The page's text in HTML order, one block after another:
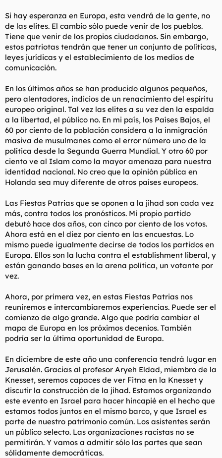
Si hay esperanza en Europa, esta vendrá de la gente, no
de las elites. El cambio sólo puede venir de los pueblos.
Tiene que venir de los propios ciudadanos. Sin embargo,
estos patriotas tendrán que tener un conjunto de políticas,
leyes jurídicas y el establecimiento de los medios de
comunicación.
En los últimos años se han producido algunos pequeños,
pero alentadores, indicios de un renacimiento del espíritu
europeo original. Tal vez las elites a su vez den la espalda
a la libertad, el público no. En mi país, los Países Bajos, el
60 por ciento de la población considera a la inmigración
masiva de musulmanes como el error número uno de la
política desde la Segunda Guerra Mundial. Y otro 60 por
ciento ve al Islam como la mayor amenaza para nuestra
identidad nacional. No creo que la opinión pública en
Holanda sea muy diferente de otros países europeos.
Las Fiestas Patrias que se oponen a la jihad son cada vez
más, contra todos los pronósticos. Mi propio partido
debutó hace dos años, con cinco por ciento de los votos.
Ahora está en el diez por ciento en las encuestas. Lo
mismo puede igualmente decirse de todos los partidos en
Europa. Ellos son la lucha contra el establishment liberal, y
están ganando bases en la arena política, un votante por
vez.
Ahora, por primera vez, en estas Fiestas Patrias nos
reuniremos e intercambiaremos experiencias. Puede ser el
comienzo de algo grande. Algo que podría cambiar el
mapa de Europa en los próximos decenios. También
podría ser la última oportunidad de Europa.
En diciembre de este año una conferencia tendrá lugar en
Jerusalén. Gracias al profesor Aryeh Eldad, miembro de la
Knesset, seremos capaces de ver Fitna en la Knesset y
discutir la construcción de la jihad. Estamos organizando
este evento en Israel para hacer hincapié en el hecho que
estamos todos juntos en el mismo barco, y que Israel es
parte de nuestro patrimonio común. Los asistentes serán
un público selecto. Las organizaciones racistas no se
permitirán. Y vamos a admitir sólo las partes que sean
sólidamente democráticas.